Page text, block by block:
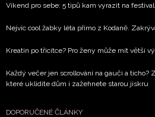
Víkend pro sebe: 5 tipů kam vyrazit na
Nejvíc cool žabky léta přímo z Kodaně.
Kreatin po třicítce? Pro ženy může mít větší
Každý večer jen scrollování na gauči a
které uklidíte dům i zažehnete starou jiskru
DOPORUČENÉ ČLÁNKY